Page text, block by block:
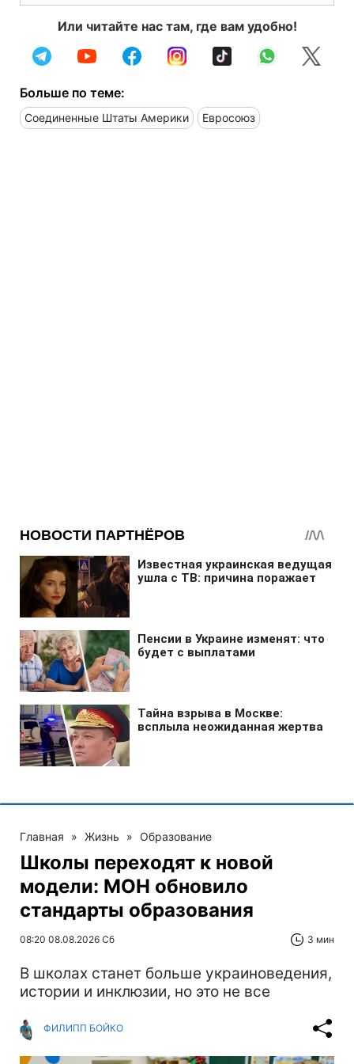
Или читайте нас там, где вам удобно!
Больше по теме:
Соединенные Штаты Америки Евросоюз
Главная » Жизнь » Образование
Школы переходят к новой
модели: МОН обновило
стандарты образования
08:20 08.08.2026 Сб 3 мин
В школах станет больше украиноведения,
истории и инклюзии, но это не все
ФИЛИПП БОЙКО